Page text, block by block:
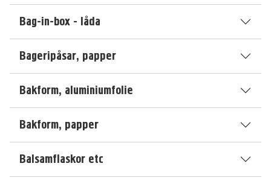
Bag-in-box - låda
Bageripåsar, papper
Bakform, aluminiumfolie
Bakform, papper
Balsamflaskor etc